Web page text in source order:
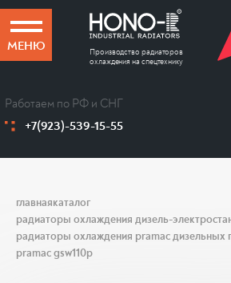
МЕНЮ
Производство радиаторов
охлаждения на спецтехнику
Работаем по РФ и СНГ
+7(923)-539-15-55
главнаякаталог
радиаторы охлаждения дизель-
радиаторы охлаждения pramac дизельных
pramac gsw110p